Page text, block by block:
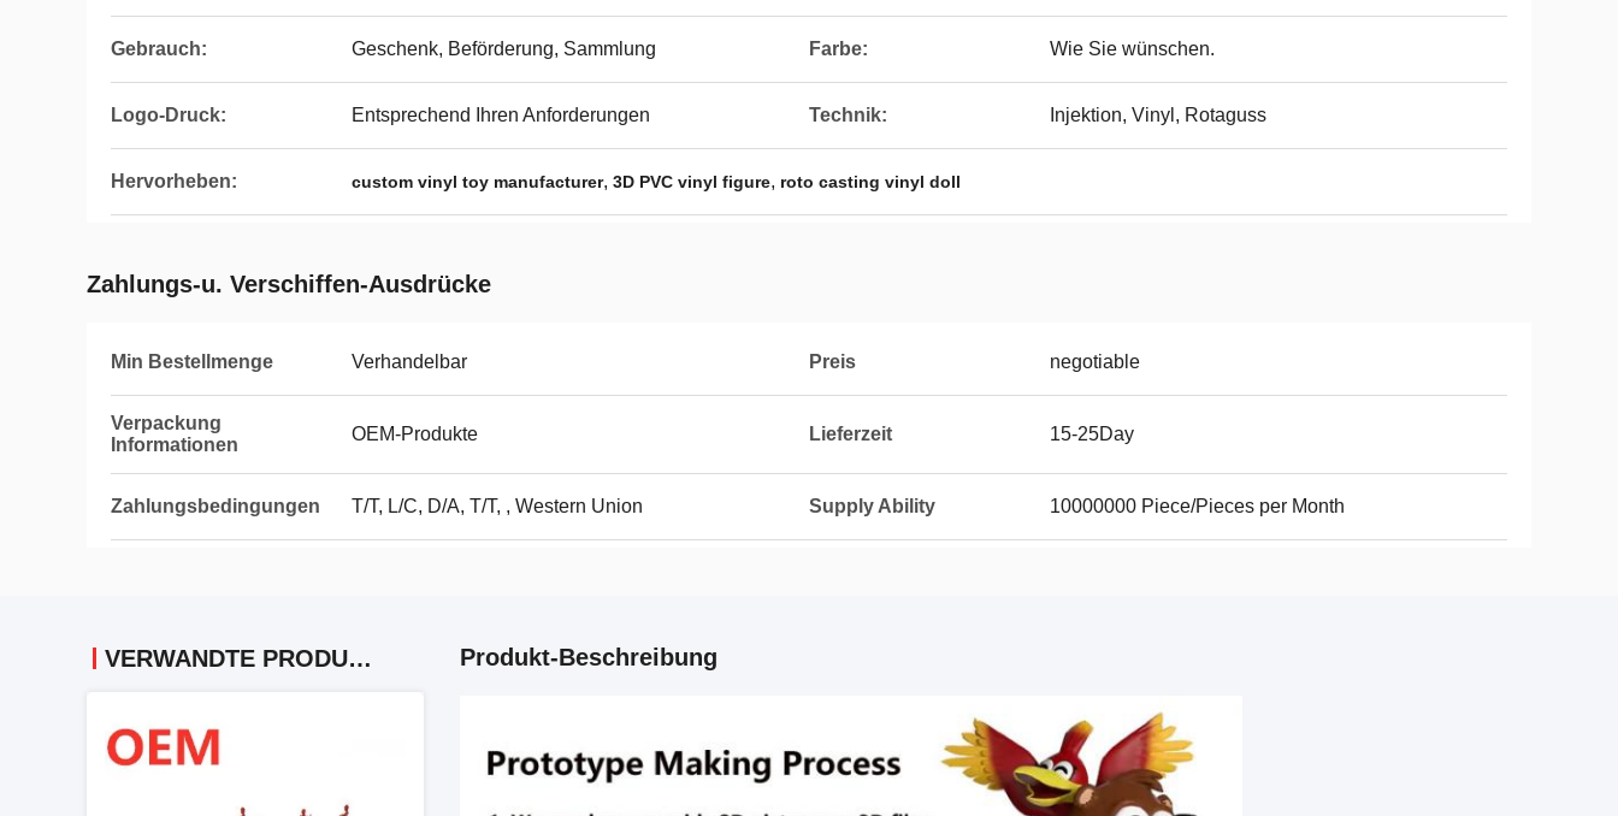
Gebrauch: Geschenk, Beförderung, Sammlung Farbe: Wie Sie wünschen.
Logo-Druck: Entsprechend Ihren Anforderungen Technik: Injektion, Vinyl, Rotaguss
Hervorheben: custom vinyl toy manufacturer, 3D PVC vinyl figure, roto casting vinyl doll
Zahlungs-u. Verschiffen-Ausdrücke
Min Bestellmenge Verhandelbar Preis negotiable
Verpackung
Informationen
OEM-Produkte Lieferzeit 15-25Day
Zahlungsbedingungen T/T, L/C, D/A, T/T, , Western Union Supply Ability 10000000 Piece/Pieces per Month
VERWANDTE PRODUKTE Produkt-Beschreibung